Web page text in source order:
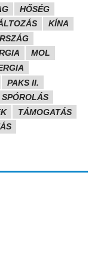
HŐSÉG
KÍNA
MOL
PAKS II.
SPÓROLÁS
TÁMOGATÁS